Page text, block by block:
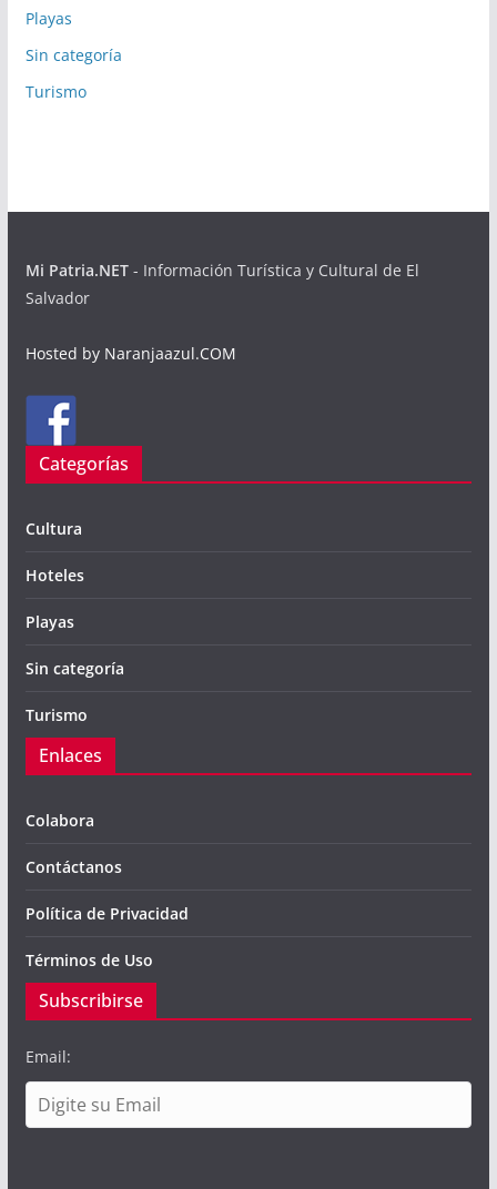
Playas
Sin categoría
Turismo
Mi Patria.NET- Información Turística y Cultural de El
Salvador
Hosted by Naranjaazul.COM
Categorías
Cultura
Hoteles
Playas
Sin categoría
Turismo
Enlaces
Colabora
Contáctanos
Política de Privacidad
Términos de Uso
Subscribirse
Email: